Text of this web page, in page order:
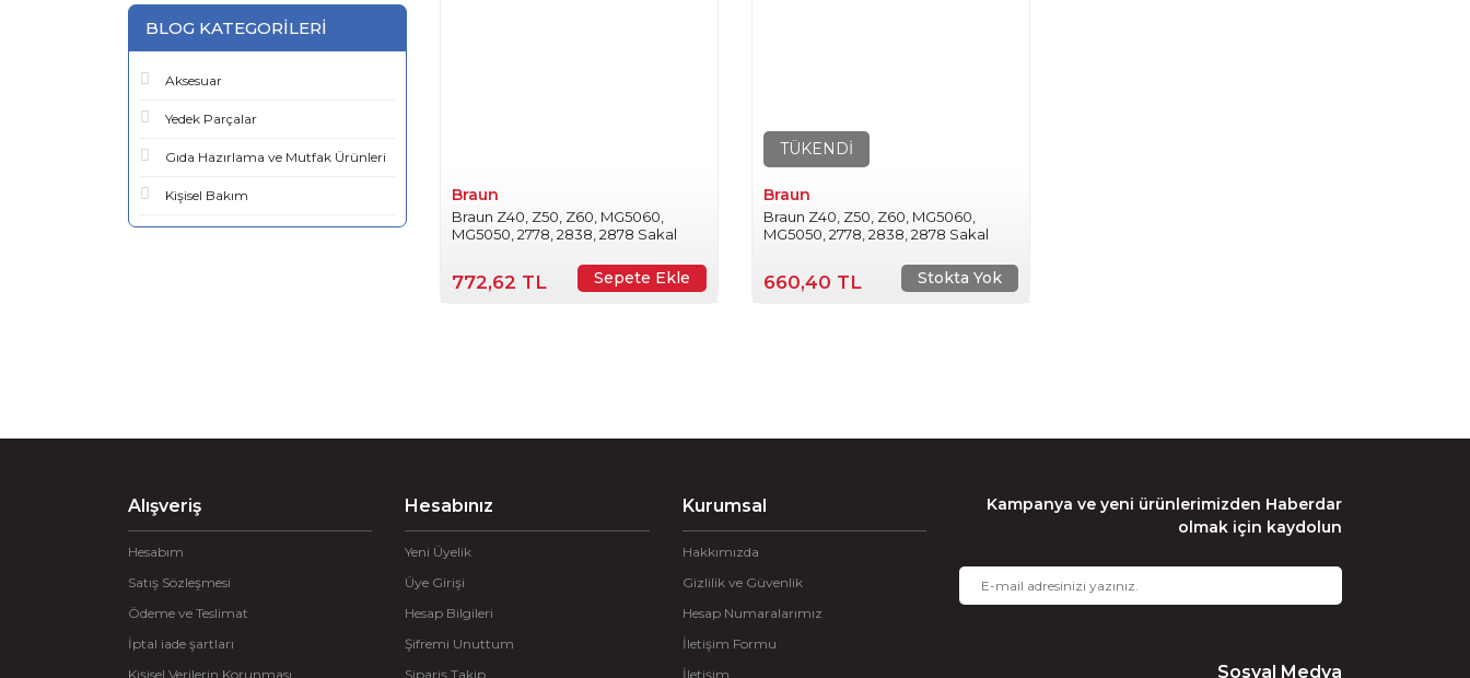
BLOG KATEGORILERI
Aksesuar
Yedek Parçalar
Gıda Hazırlama ve Mutfak Ürünleri
Kişisel Bakım Braun
Braun Z40, Z50, Z60, MG5060,
MG5050, 2778, 2838, 2878 Sakal
772,62 TL Sepete Ekle
TÜKENDİ
Braun
Braun Z40, Z50, Z60, MG5060,
MG5050, 2778, 2838, 2878 Sakal
660,40 TL Stokta Yok
Alışveriş
Hesabım
Satış Sözleşmesi
Ödeme ve Teslimat
İptal iade şartları
Kişisel Verilerin Korunması
Hesabınız
Yeni Üyelik
Üye Girişi
Hesap Bilgileri
Şifremi Unuttum
Sipariş Takip
Kurumsal
Hakkımızda
Gizlilik ve Güvenlik
Hesap Numaralarımız
İletişim Formu
İletişim
Kampanya ve yeni ürünlerimizden Haberdar
olmak için kaydolun
Sosyal Medya